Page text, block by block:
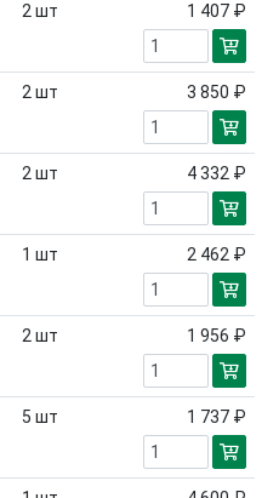
2шт 1 407 ₽
2шт 3 850 ₽
2шт 4 332 ₽
1 шт 2 462 ₽
2шт 1 956 ₽
5 шт 1 737 ₽